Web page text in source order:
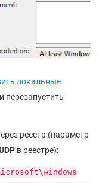
локальные
и перезапустить
реестр (параметр
в реестре):